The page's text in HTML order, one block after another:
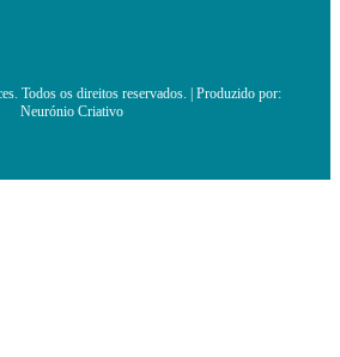
Todos os direitos reservados. | Produzido por:
Neurónio Criativo